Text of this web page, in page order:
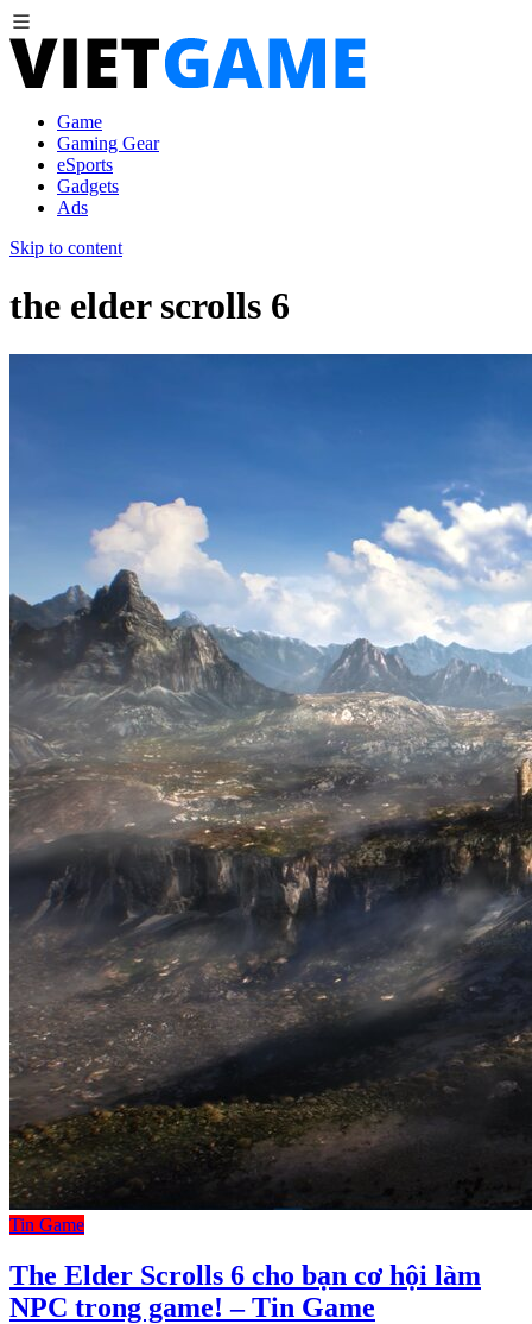
Game
Gaming Gear
eSports
Gadgets
Ads
Skip to content
the elder scrolls 6
Tin Game
The Elder Scrolls 6 cho bạn cơ hội làm
NPC trong game! – Tin Game